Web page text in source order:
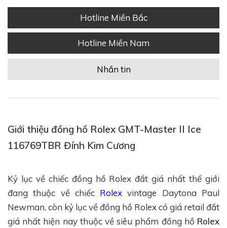
Hotline Miền Bắc
Hotline Miền Nam
Nhắn tin
Giới thiệu đồng hồ Rolex GMT-Master II Ice
116769TBR Đính Kim Cương
Kỷ lục về chiếc đồng hồ Rolex đắt giá nhất thế giới
đang thuộc về chiếc Rolex vintage Daytona Paul
Newman, còn kỷ lục về đồng hồ Rolex có giá retail đắt
giá nhất hiện nay thuộc về siêu phẩm đồng hồ Rolex